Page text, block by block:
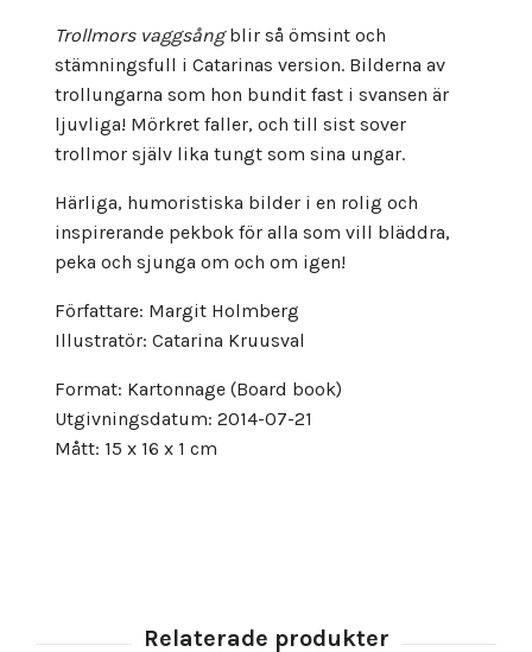
Trollmors vaggsångblir så ömsint och
stämningsfull i Catarinas version. Bilderna av
trollungarna som hon bundit fast i svansen är
ljuvliga! Mörkret faller, och till sist sover
trollmor själv lika tungt som sina ungar.
Härliga, humoristiska bilder i en rolig och
inspirerande pekbok för alla som vill bläddra,
peka och sjunga om och om igen!
Författare: Margit Holmberg
Illustratör: Catarina Kruusval
Format: Kartonnage (Board book)
Utgivningsdatum: 2014-07-21
Mått: 15 x 16 x 1 cm